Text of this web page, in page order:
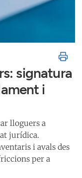
signatura
i
lloguers a
jurídica.
i avals des
per a